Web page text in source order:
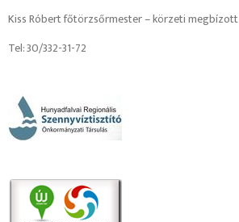
Kiss Róbert főtörzsőrmester – körzeti megbízott
Tel: 30/332-31-72